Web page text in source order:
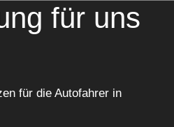
für uns
für die Autofahrer in